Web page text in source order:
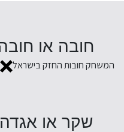
חובה או
המשחק חובות החזק בישראל
שקר או